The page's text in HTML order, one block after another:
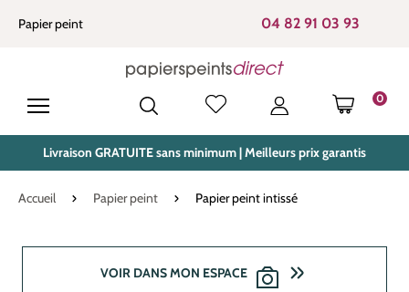
principal
Papier peint 04 82 91 03 93
0
LE
Livraison GRATUITE sans minimum | Meilleurs prix garantis
Accueil Papier peint Papier peint intissé
VOIR DANS MON ESPACE